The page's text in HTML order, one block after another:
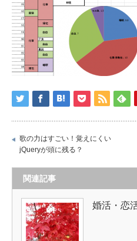
歌の力はすごい！覚えにくい
jQueryが頭に残る？
関連記事
婚活・恋